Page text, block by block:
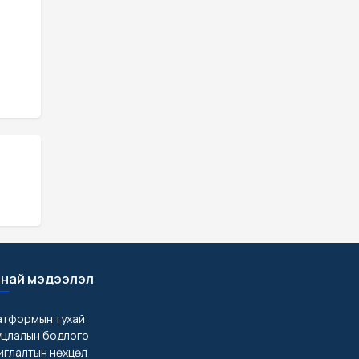
мэдээлэл
тухай
бодлого
нөхцөл